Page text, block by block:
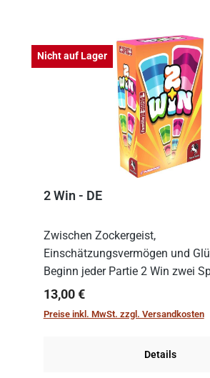
Nicht auf Lager
2 Win - DE
Zwischen Zockergeist,
Einschätzungsvermögen und
Beginn jeder Partie 2 Win zwei
Spielenden aus, die es in die
gilt. Doch das geht natürlich nur,
Regulärer Preis:
13,00 €
Preise inkl. MwSt. zzgl. Versandkosten
Details